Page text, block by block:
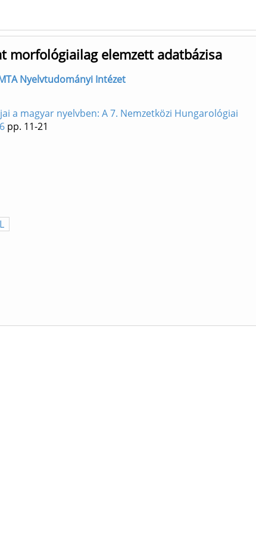
morfológiailag elemzett adatbázisa
Nyelvtudományi Intézet
a magyar nyelvben: A 7. Nemzetközi Hungarológiai
pp. 11-21